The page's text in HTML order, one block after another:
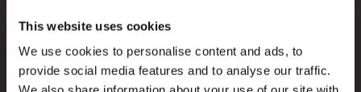
This website uses cookies
We use cookies to personalise content and ads, to
provide social media features and to analyse our traffic.
Mein Konto
Kontakt
5% off for your next order
Sign up for our newsletter to stay informed about